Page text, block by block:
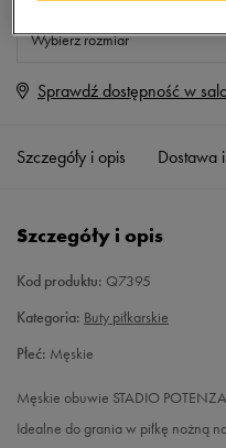
Wybierz rozmiar
Rozmiary EU
Sprawdź dostępność w
Szczegóły i opis Dostawa
Szczegóły i opis
Kod produktu: Q7395
Kategoria: Buty piłkarskie
Płeć: Męskie
Męskie obuwie STADIO
Idealne do grania w piłkę nożną